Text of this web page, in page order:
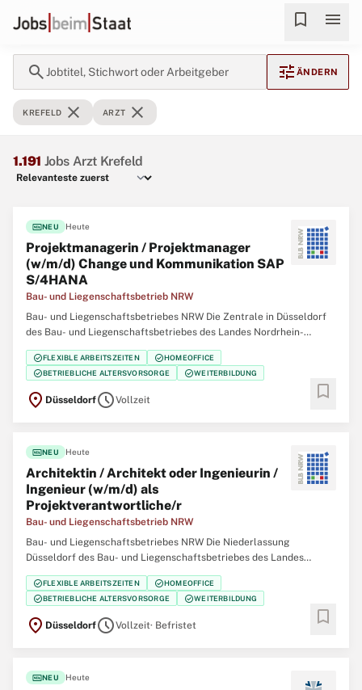
bookmark menu
search Jobtitel, Stichwort oder Arbeitgeber tune ÄNDERN
KREFELD close ARZT close
1.191 Jobs Arzt Krefeld
fiber_newNEU Heute
Projektmanagerin / Projektmanager
(w/m/d) Change und Kommunikation SAP
S/4HANA
Bau- und Liegenschaftsbetrieb NRW
Bau- und Liegenschaftsbetriebes NRW Die Zentrale in Düsseldorf
des Bau- und Liegenschaftsbetriebes des Landes Nordrhein-
Westfalen (BLB NRW) sucht zum nächstmöglichen Zeitpunkt
eine/einen Projektmanagerin / Projektmanager (w/m/d) Change und
Kommunikation SAP S/4HANA Der Bau- und Liegenschaftsbetrieb
check_circleFLEXIBLE ARBEITSZEITEN check_circleHOMEOFFICE
check_circleBETRIEBLICHE ALTERSVORSORGE check_circleWEITERBILDUNG
location_on DüsseldorfscheduleVollzeit bookmark
fiber_newNEU Heute
Architektin / Architekt oder Ingenieurin /
Ingenieur (w/m/d) als
Projektverantwortliche/r
Bau- und Liegenschaftsbetrieb NRW
Bau- und Liegenschaftsbetriebes NRW Die Niederlassung
Düsseldorf des Bau- und Liegenschaftsbetriebes des Landes
Nordrhein‑Westfalen (BLB NRW) sucht zum nächstmöglichen
Zeitpunkt für die Immobilienmanagementabteilung Finanzen
eine/einen Architektin / Architekten oder Ingenieurin /
check_circleFLEXIBLE ARBEITSZEITEN check_circleHOMEOFFICE
check_circleBETRIEBLICHE ALTERSVORSORGE check_circleWEITERBILDUNG
location_on DüsseldorfscheduleVollzeit· Befristet bookmark
fiber_newNEU Heute